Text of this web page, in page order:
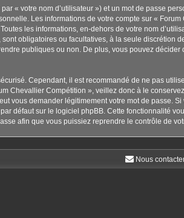
« votre nom d’utilisateur ») et un mot de passe
Les informations de votre compte sur «
les informations, en-dehors de votre nom
obligatoires ou facultatives, à la seule discrétion
publiques ou non. De plus, vous pouvez
Cependant, il est recommandé de ne pas
Chevallier Compétition », veillez donc à le
vous demander légitimement votre mot de passe.
défaut sur le logiciel phpBB. Cette fonctionnalité
afin que vous puissiez reprendre le contrôle de
Nous